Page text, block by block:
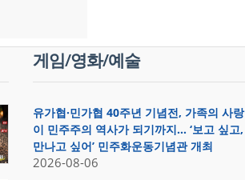
게임/영화/예술
유가협·민가협 40주년 기념전, 가족의 사랑
이 민주주의 역사가 되기까지… ‘보고 싶고,
만나고 싶어’ 민주화운동기념관 개최
2026-08-06